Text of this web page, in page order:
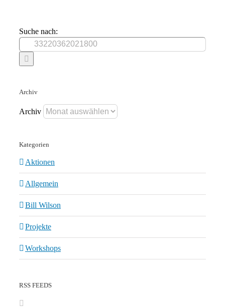
Suche nach:
Archiv
Archiv
Kategorien
Aktionen
Allgemein
Bill Wilson
Projekte
Workshops
RSS FEEDS